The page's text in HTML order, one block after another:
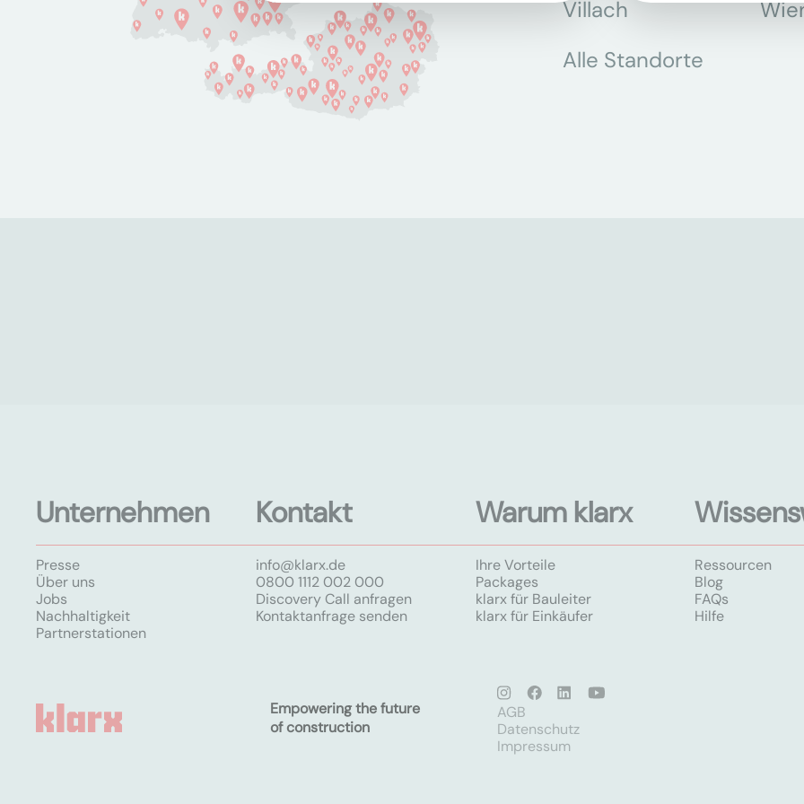
Villach
Alle Standorte
Unternehmen
Presse
Über uns
Jobs
Nachhaltigkeit
Partnerstationen
Kontakt
info@klarx.de
0800 1112 002 000
Discovery Call anfragen
Kontaktanfrage senden
Warum klarx
Ihre Vorteile
Packages
klarx für Bauleiter
klarx für Einkäufer
Ressourcen
Blog
FAQs
Hilfe
Empowering the future
of construction
AGB
Datenschutz
Impressum